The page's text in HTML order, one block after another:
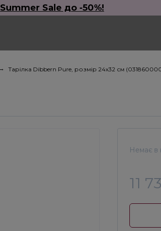
Summer Sale до -50%!
Тарілка Dibbern Pure, розмір 24х32 см
Немає в
11